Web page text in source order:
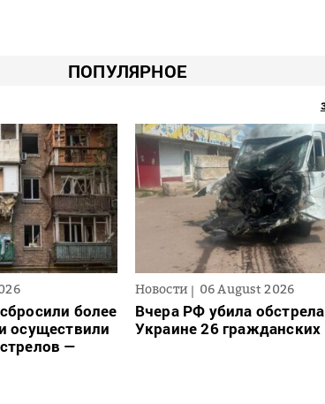
ПОПУЛЯРНОЕ
более
осуществили
—
Новости 06 August 2026
Вчера РФ убила
Украине 26 гражданских